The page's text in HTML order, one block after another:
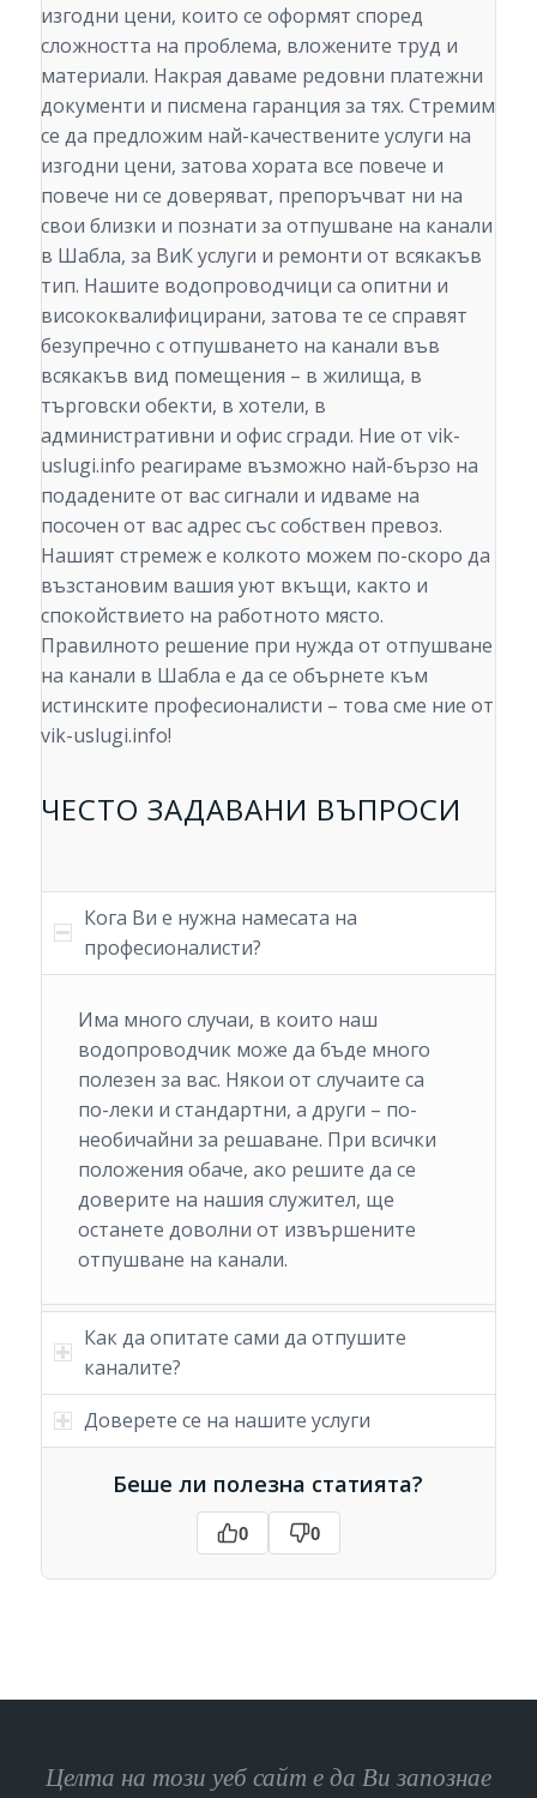
изгодни цени, които се оформят според
сложността на проблема, вложените труд и
материали. Накрая даваме редовни платежни
документи и писмена гаранция за тях. Стремим
се да предложим най-качествените услуги на
изгодни цени, затова хората все повече и
повече ни се доверяват, препоръчват ни на
свои близки и познати за отпушване на канали
в Шабла, за ВиК услуги и ремонти от всякакъв
тип. Нашите водопроводчици са опитни и
висококвалифицирани, затова те се справят
безупречно с отпушването на канали във
всякакъв вид помещения – в жилища, в
търговски обекти, в хотели, в
административни и офис сгради. Ние от vik-
uslugi.info реагираме възможно най-бързо на
подадените от вас сигнали и идваме на
посочен от вас адрес със собствен превоз.
Нашият стремеж е колкото можем по-скоро да
възстановим вашия уют вкъщи, както и
спокойствието на работното място.
Правилното решение при нужда от отпушване
на канали в Шабла е да се обърнете към
истинските професионалисти – това сме ние от
vik-uslugi.info!
ЧЕСТО ЗАДАВАНИ ВЪПРОСИ
Кога Ви е нужна намесата на
професионалисти?
Има много случаи, в които наш
водопроводчик може да бъде много
полезен за вас. Някои от случаите са
по-леки и стандартни, а други – по-
необичайни за решаване. При всички
положения обаче, ако решите да се
доверите на нашия служител, ще
останете доволни от извършените
отпушване на канали.
Как да опитате сами да отпушите
каналите?
Доверете се на нашите услуги
Беше ли полезна статията?
0 0
Целта на този уеб сайт е да Ви запознае